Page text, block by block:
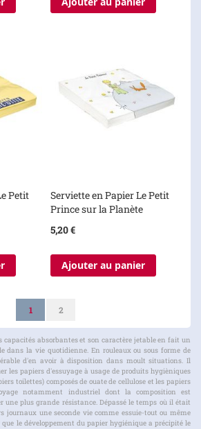
Petit
Serviette en Papier Le Petit
Prince sur la Planète
5,20 €
Ajouter au panier
PageVous lisez actuellement la page
1 Page
2
capacités absorbantes et son caractère jetable en fait un
dans la vie quotidienne. En rouleaux ou sous forme de
d'en avoir à disposition dans moult situations. Il
les papiers d'essuyage à usage de produits hygièniques
toilettes) composés de ouate de cellulose et les papiers
notamment industriel dont la composition est
une plus grande résistance. Dépassé le temps où il était
journaux une seconde vie comme essuie-tout ou même
le développement du papier hygiénique a précipité le